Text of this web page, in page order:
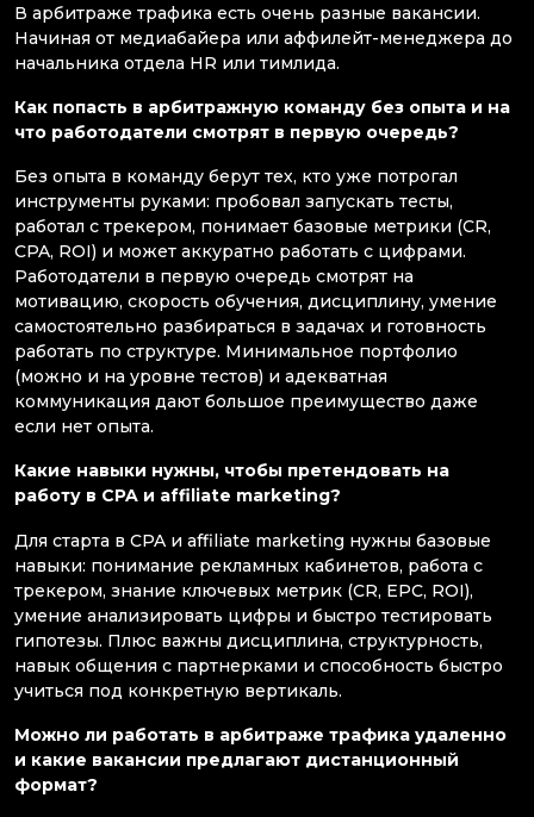
В арбитраже трафика есть очень разные вакансии.
Начиная от медиабайера или аффилейт-менеджера до
начальника отдела HR или тимлида.
Как попасть в арбитражную команду без опыта и на
что работодатели смотрят в первую очередь?
Без опыта в команду берут тех, кто уже потрогал
инструменты руками: пробовал запускать тесты,
работал с трекером, понимает базовые метрики (CR,
CPA, ROI) и может аккуратно работать с цифрами.
Работодатели в первую очередь смотрят на
мотивацию, скорость обучения, дисциплину, умение
самостоятельно разбираться в задачах и готовность
работать по структуре. Минимальное портфолио
(можно и на уровне тестов) и адекватная
коммуникация дают большое преимущество даже
если нет опыта.
Какие навыки нужны, чтобы претендовать на
работу в CPA и affiliate marketing?
Для старта в CPA и affiliate marketing нужны базовые
навыки: понимание рекламных кабинетов, работа с
трекером, знание ключевых метрик (CR, EPC, ROI),
умение анализировать цифры и быстро тестировать
гипотезы. Плюс важны дисциплина, структурность,
навык общения с партнерками и способность быстро
учиться под конкретную вертикаль.
Можно ли работать в арбитраже трафика удаленно
и какие вакансии предлагают дистанционный
формат?